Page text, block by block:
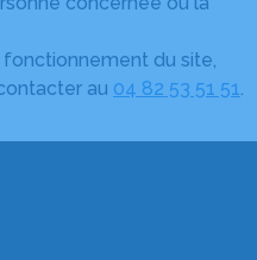
du site,
au 04 82 53 51 51.